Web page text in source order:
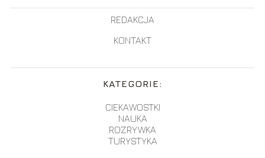
REDAKCJA
KONTAKT
KATEGORIE:
CIEKAWOSTKI
NAUKA
ROZRYWKA
TURYSTYKA